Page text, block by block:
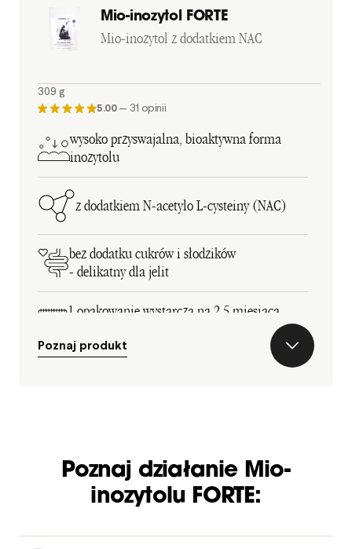
Mio-inozytol FORTE
Mio-inozytol z dodatkiem NAC
309 g
5.00— 31 opinii
wysoko przyswajalna, bioaktywna forma
inozytolu
z dodatkiem N-acetylo L-cysteiny (NAC)
bez dodatku cukrów i słodzików
- delikatny dla jelit
1 opakowanie wystarcza na 2,5 miesiąca
Poznaj produkt
Poznaj działanie Mio-
inozytolu FORTE: